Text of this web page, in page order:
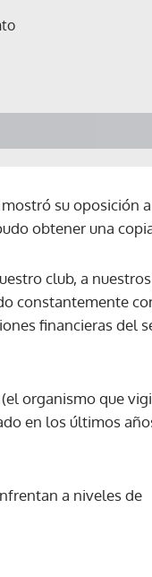
su oposición
obtener una
club, a
constantemente
financieras del
organismo que
en los últimos
a niveles de